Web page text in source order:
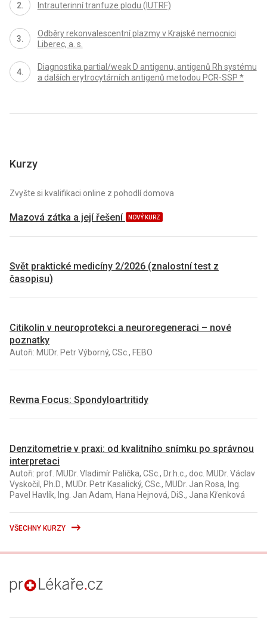
Intrauterinní tranfuze plodu (IUTRF)
Odběry rekonvalescentní plazmy v Krajské nemocnici
Liberec, a. s.
Diagnostika partial/weak D antigenu, antigenů Rh systému
a dalších erytrocytárních antigenů metodou PCR-SSP *
Kurzy
Zvyšte si kvalifikaci online z pohodlí domova
Mazová zátka a její řešení NOVÝ KURZ
Svět praktické medicíny 2/2026 (znalostní test z
časopisu)
Citikolin v neuroprotekci a neuroregeneraci – nové
poznatky
Autoři: MUDr. Petr Výborný, CSc., FEBO
Revma Focus: Spondyloartritidy
Denzitometrie v praxi: od kvalitního snímku po správnou
interpretaci
Autoři: prof. MUDr. Vladimír Palička, CSc., Dr.h.c., doc. MUDr. Václav
Vyskočil, Ph.D., MUDr. Petr Kasalický, CSc., MUDr. Jan Rosa, Ing.
Pavel Havlík, Ing. Jan Adam, Hana Hejnová, DiS., Jana Křenková
VŠECHNY KURZY
proLékaře.cz